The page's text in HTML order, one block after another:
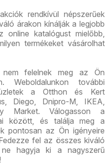
rendkívül népszerűek
árakon kínálják a legjobb
katalógust mielőbb,
termékeket vásárolhat
felelnek meg az Ön
Weboldalunkon további
a Otthon és Kert
Diego, Dnipro-M, IKEA,
Market. Válogasson a
között, és találja meg a
pontosan az Ön igényeire
fel az összes kiváló
hagyja ki a nagyszerű